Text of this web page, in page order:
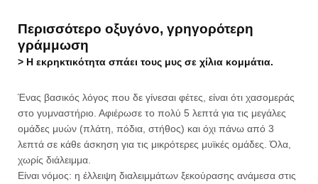
Περισσότερο οξυγόνο, γρηγορότερη
γράμμωση
> Η εκρηκτικότητα σπάει τους μυς σε χίλια κομμάτια.
Ένας βασικός λόγος που δε γίνεσαι φέτες, είναι ότι χασομεράς
στο γυμναστήριο. Αφιέρωσε το πολύ 5 λεπτά για τις μεγάλες
ομάδες μυών (πλάτη, πόδια, στήθος) και όχι πάνω από 3
λεπτά σε κάθε άσκηση για τις μικρότερες μυϊκές ομάδες. Όλα,
χωρίς διάλειμμα.
Είναι νόμος: η έλλειψη διαλειμμάτων ξεκούρασης ανάμεσα στις